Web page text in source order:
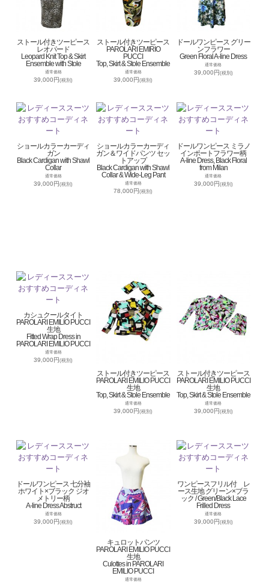
ストール付きツーピース
レオパード
Leopard Knit Top & Skirt
Ensemble with Stole
通常価格
39,000円(税別)
ストール付きツーピース
PAROLARI EMIRIO
PUCCI
Top, Skirt & Stole Ensemble
通常価格
39,000円(税別)
ドールワンピース グリー
ンフラワー
Green Floral A-line Dress
通常価格
39,000円(税別)
ショールカラーカーディ
ガン
Black Cardigan with Shawl
Collar
通常価格
39,000円(税別)
ショールカラーカーディ
ガン＆ワイドパンツ セッ
トアップ
Black Cardigan with Shawl
Collar & Wide-Leg Pant
通常価格
78,000円(税別)
ドールワンピース ミラノ
インポートフラワー柄
A-line Dress, Black Floral
from Milan
通常価格
39,000円 (税別)
カシュクールタイト
PAROLARI EMILIO PUCCI
生地
Fitted Wrap Dress in
PAROLARI EMILIO PUCCI
通常価格
39,000円(税別)
ストール付きツーピース
PAROLARI EMILIO PUCCI
生地
Top, Skirt & Stole Ensemble
通常価格
39,000円(税別)
ストール付きツーピース
PAROLARI EMILIO PUCCI
生地
Top, Skirt & Stole Ensemble
通常価格
39,000円(税別)
ドールワンピース 七分袖
ホワイト×ブラック ジオ
メトリー柄
A-line Dress Abstruct
通常価格
39,000円(税別)
キュロットパンツ
PAROLARI EMILIO PUCCI
生地
Culottes in PAROLARI
EMILIO PUCCI
通常価格
ワンピースフリル付 レ
ース生地 グリーン×ブラ
ック / Green/Black Lace
Frilled Dress
通常価格
39,000円 (税別)